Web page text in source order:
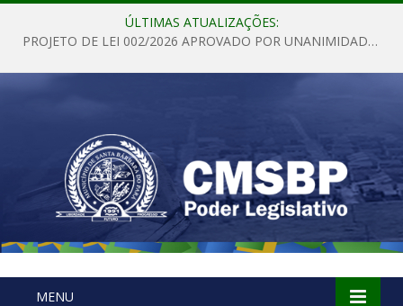
ÚLTIMAS ATUALIZAÇÕES:
PROJETO DE LEI 002/2026 APROVADO POR UNANIMIDADE EM SESSÃO ORDINÁRIA NESTA QUINTA – FEIRA 28 DE MAIO DE 2026
MENU